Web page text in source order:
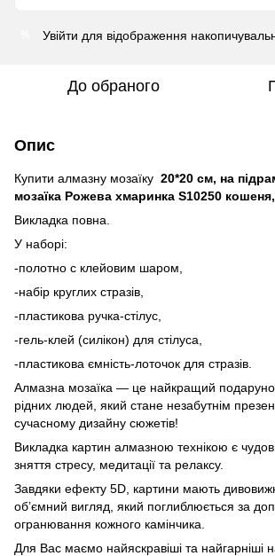
Увійти для відображення
До обраного
Опис
Купити алмазну мозаїку 20*20 см, на
мозаїка Рожева хмаринка S10250
Викладка повна.
У наборі:
-полотно с клейовим шаром,
-набір круглих стразів,
-пластикова ручка-стілус,
-гель-клей (силікон) для стілуса,
-пластикова ємність-лоточок для стразів.
Алмазна мозаїка — це найкращий
рідних людей, який стане незабутнім
сучасному дизайну сюжетів!
Викладка картин алмазною технікою є
зняття стресу, медитації та релаксу.
Завдяки ефекту 5D, картини мають
об’ємний вигляд, який поглиблюється за
огранювання кожного камінчика.
Для Вас маємо найяскравіші та найгарніші